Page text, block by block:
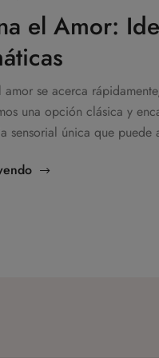
el Amor:
amor se acerca
una opción clásica y
sensorial única que